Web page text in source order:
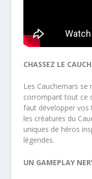
CHASSEZ LE
Les Cauchemars se
corrompant tout ce
faut développer vos
les créatures du
uniques de héros
légendes.
UN GAMEPLAY